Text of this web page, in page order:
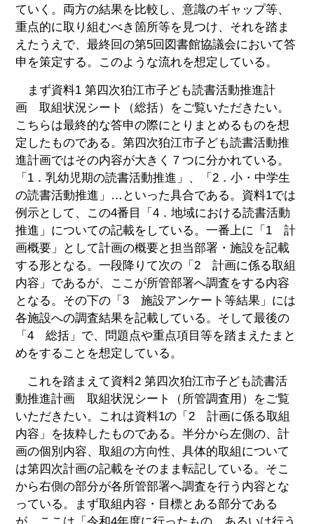
ていく。両方の結果を比較し、意識のギャップ等、
重点的に取り組むべき箇所等を見つけ、それを踏ま
えたうえで、最終回の第5回図書館協議会において答
申を策定する。このような流れを想定している。
まず資料1 第四次狛江市子ども読書活動推進計
画 取組状況シート（総括）をご覧いただきたい。
こちらは最終的な答申の際にとりまとめるものを想
定したものである。第四次狛江市子ども読書活動推
進計画ではその内容が大きく７つに分かれている。
「1．乳幼児期の読書活動推進」、「2．小・中学生
の読書活動推進」…といった具合である。資料1では
例示として、この4番目「4．地域における読書活動
推進」についての記載をしている。一番上に「1 計
画概要」として計画の概要と担当部署・施設を記載
する形となる。一段降りて次の「2 計画に係る取組
内容」であるが、ここが所管部署へ調査をする内容
となる。その下の「3 施設アンケート等結果」には
各施設への調査結果を記載している。そして最後の
「4 総括」で、問題点や重点項目等を踏まえたまと
めをすることを想定している。
これを踏まえて資料2 第四次狛江市子ども読書活
動推進計画 取組状況シート（所管調査用）をご覧
いただきたい。これは資料1の「2 計画に係る取組
内容」を抜粋したものである。半分から左側の、計
画の個別内容、取組の方向性、具体的取組について
は第四次計画の記載をそのまま転記している。そこ
から右側の部分が各所管部署へ調査を行う内容とな
っている。まず取組内容・目標とある部分である